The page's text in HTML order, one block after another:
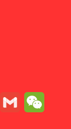
Messenger
Gmail